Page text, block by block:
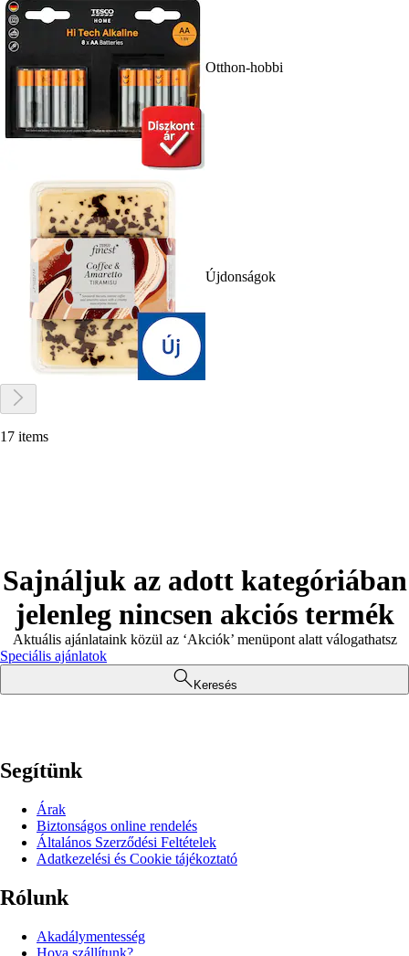
Otthon-hobbi
Újdonságok
17 items
Sajnáljuk az adott kategóriában
jelenleg nincsen akciós termék
Aktuális ajánlataink közül az ‘Akciók’ menüpont alatt válogathatsz
Speciális ajánlatok
Keresés
Segítünk
Árak
Biztonságos online rendelés
Általános Szerződési Feltételek
Adatkezelési és Cookie tájékoztató
Rólunk
Akadálymentesség
Hova szállítunk?